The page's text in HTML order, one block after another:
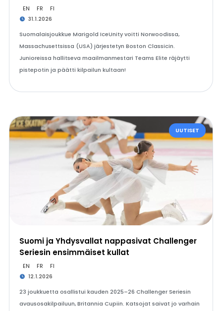
EN FR FI
31.1.2026
Suomalaisjoukkue Marigold IceUnity voitti Norwoodissa,
Massachusettsissa (USA) järjestetyn Boston Classicin.
Junioreissa hallitseva maailmanmestari Teams Elite räjäytti
pistepotin ja päätti kilpailun kultaan!
UUTISET
Suomi ja Yhdysvallat nappasivat Challenger
Seriesin ensimmäiset kullat
EN FR FI
12.1.2026
23 joukkuetta osallistui kauden 2025–26 Challenger Seriesin
avausosakilpailuun, Britannia Cupiin. Katsojat saivat jo varhain